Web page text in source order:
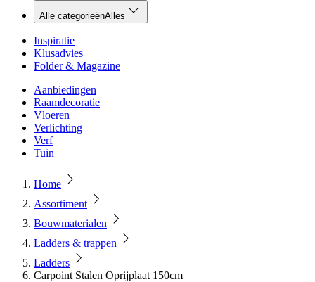
Alle categorieënAlles
Inspiratie
Klusadvies
Folder & Magazine
Aanbiedingen
Raamdecoratie
Vloeren
Verlichting
Verf
Tuin
Home
Assortiment
Bouwmaterialen
Ladders & trappen
Ladders
Carpoint Stalen Oprijplaat 150cm